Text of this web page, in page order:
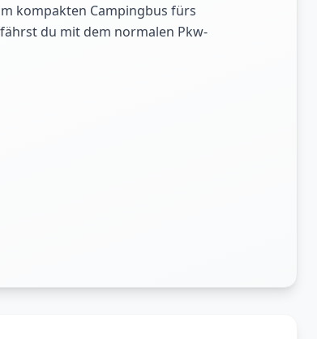
kompakten Campingbus fürs
du mit dem normalen Pkw-